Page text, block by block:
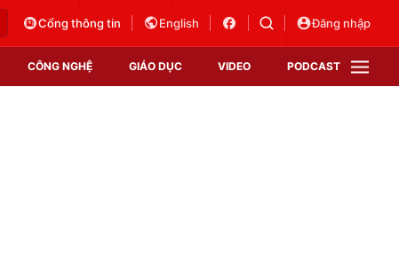
Cổng thông tin English Đăng nhập
CÔNG NGHỆ GIÁO DỤC VIDEO PODCAST